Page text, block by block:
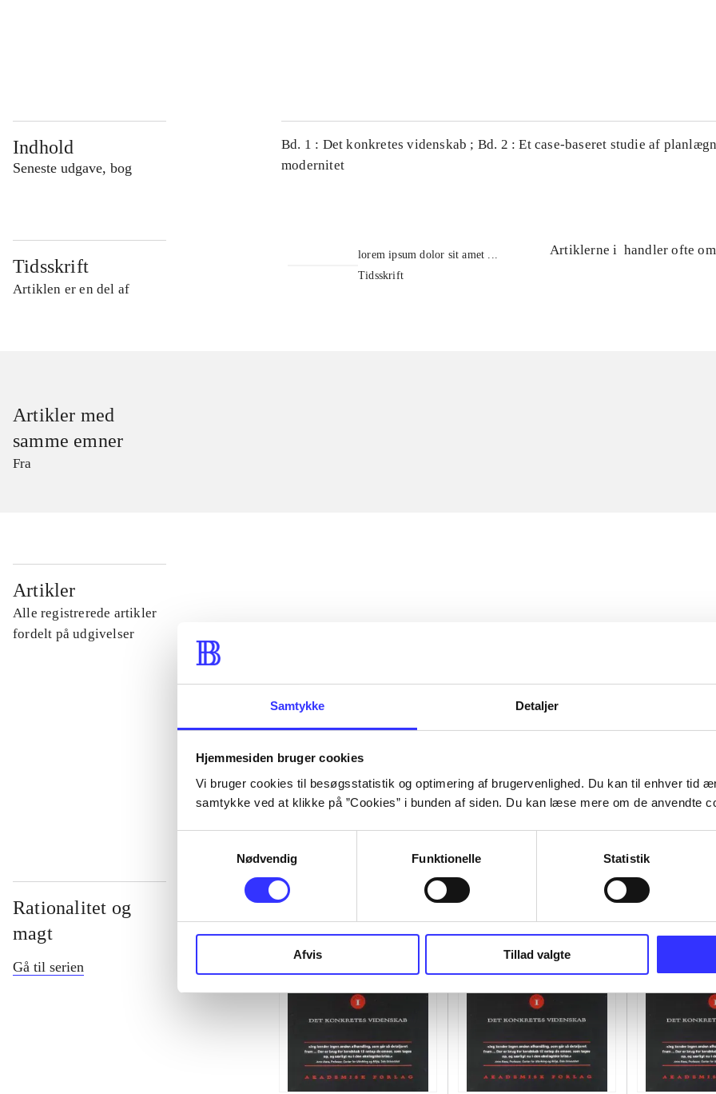
Samtykke Detaljer
Hjemmesiden bruger cookies
Vi bruger cookies til besøgsstatistik og optimering af brugervenlighed. Du kan til enhver tid
samtykke ved at klikke på ”Cookies” i bunden af siden. Du kan læse mere om de anvendte
Nødvendig
Funktionelle Statistik
Afvis Tillad valgte
Indhold
Seneste udgave, bog
Bd. 1 : Det konkretes videnskab ; Bd. 2 : Et case-baseret studie af
modernitet
Tidsskrift
Artiklen er en del af
lorem ipsum dolor sit amet ...
Tidsskrift
Artiklerne i handler ofte om
Artikler med
samme emner
Fra
Artikler
Alle registrerede artikler
fordelt på udgivelser
...
...
...
Rationalitet og
magt
Gå til serien